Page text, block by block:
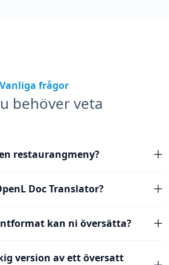
Vanliga frågor
behöver veta
restaurangmeny?
Doc Translator?
kan ni översätta?
version av ett översatt